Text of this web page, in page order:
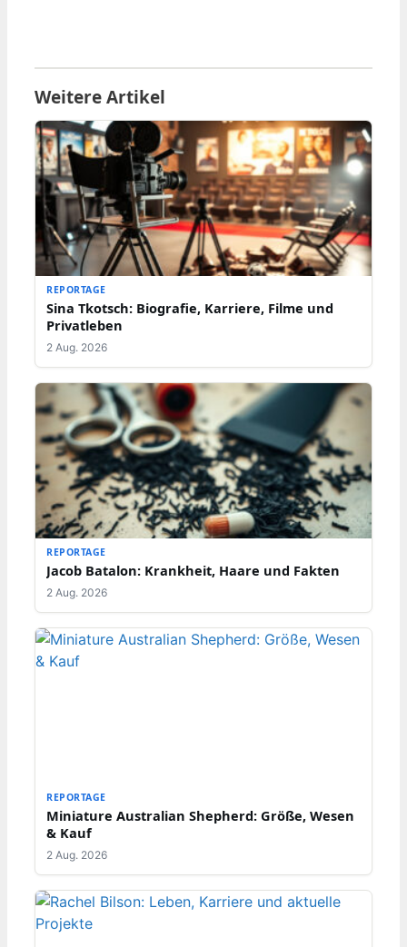
Weitere Artikel
REPORTAGE
Sina Tkotsch: Biografie, Karriere, Filme und
Privatleben
2 Aug. 2026
REPORTAGE
Jacob Batalon: Krankheit, Haare und Fakten
2 Aug. 2026
REPORTAGE
Miniature Australian Shepherd: Größe, Wesen
& Kauf
2 Aug. 2026